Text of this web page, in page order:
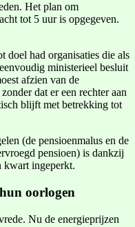
Het plan om
tot 5 uur is opgegeven.
doel had organisaties die als
ministerieel besluit
afzien van de
dat er een rechter aan
blijft met betrekking tot
(de pensioenmalus en de
pensioen) is dankzij
kwart ingeperkt.
oorlogen
Nu de energieprijzen